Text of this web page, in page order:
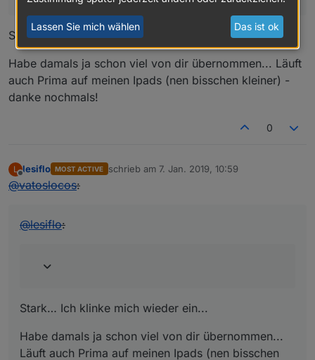
Stark… Ich klinke mich wieder ein...
Habe damals ja schon viel von dir übernommen... Läuft
auch Prima auf meinen Ipads (nen bisschen kleiner) -
danke nochmals!
0
L
Offline
lesiflo MOST ACTIVE schrieb am 7. Jan. 2019, 10:59
zuletzt editiert von
@vatoslocos:
@lesiflo:
Stark… Ich klinke mich wieder ein...
Habe damals ja schon viel von dir übernommen...
Läuft auch Prima auf meinen Ipads (nen bisschen
Lassen Sie mich wählen Das ist ok